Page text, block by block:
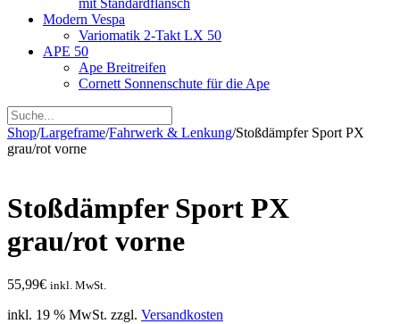
Modern Vespa
Variomatik 2-Takt LX 50
APE 50
Ape Breitreifen
Cornett Sonnenschute für die Ape
Shop/Largeframe/Fahrwerk & Lenkung/Stoßdämpfer Sport PX
grau/rot vorne
Stoßdämpfer Sport PX
grau/rot vorne
55,99€ inkl. MwSt.
inkl. 19 % MwSt. zzgl. Versandkosten